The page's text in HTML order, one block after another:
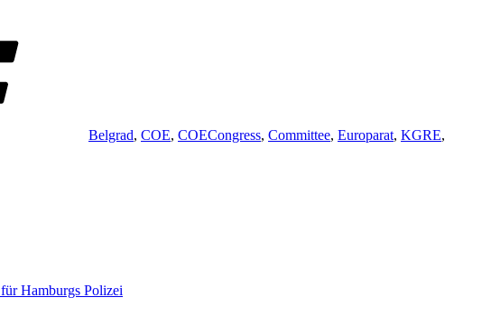
Belgrad, COE, COECongress, Committee, Europarat, KGRE,
Hamburgs Polizei